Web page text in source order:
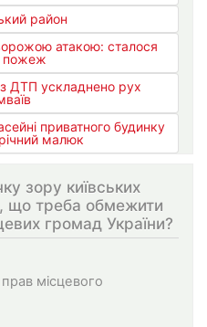
район
атакою: сталося
пожеж
ДТП ускладнено рух
приватного будинку
малюк
зору київських
що треба обмежити
громад України?
місцевого